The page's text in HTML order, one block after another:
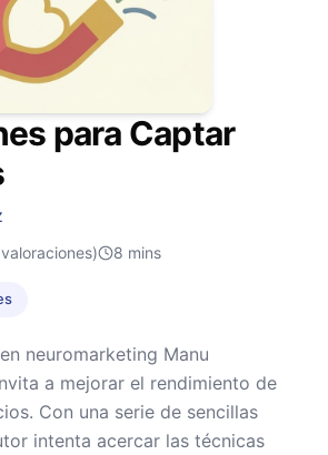
para Captar
8 mins
neuromarketing Manu
a mejorar el rendimiento de
Con una serie de sencillas
intenta acercar las técnicas